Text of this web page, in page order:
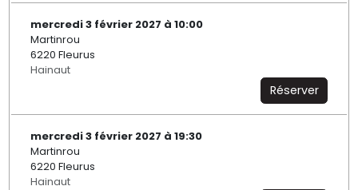
mercredi 3 février 2027 à 10:00
Martinrou
6220 Fleurus
Hainaut
Réserver
mercredi 3 février 2027 à 19:30
Martinrou
6220 Fleurus
Hainaut